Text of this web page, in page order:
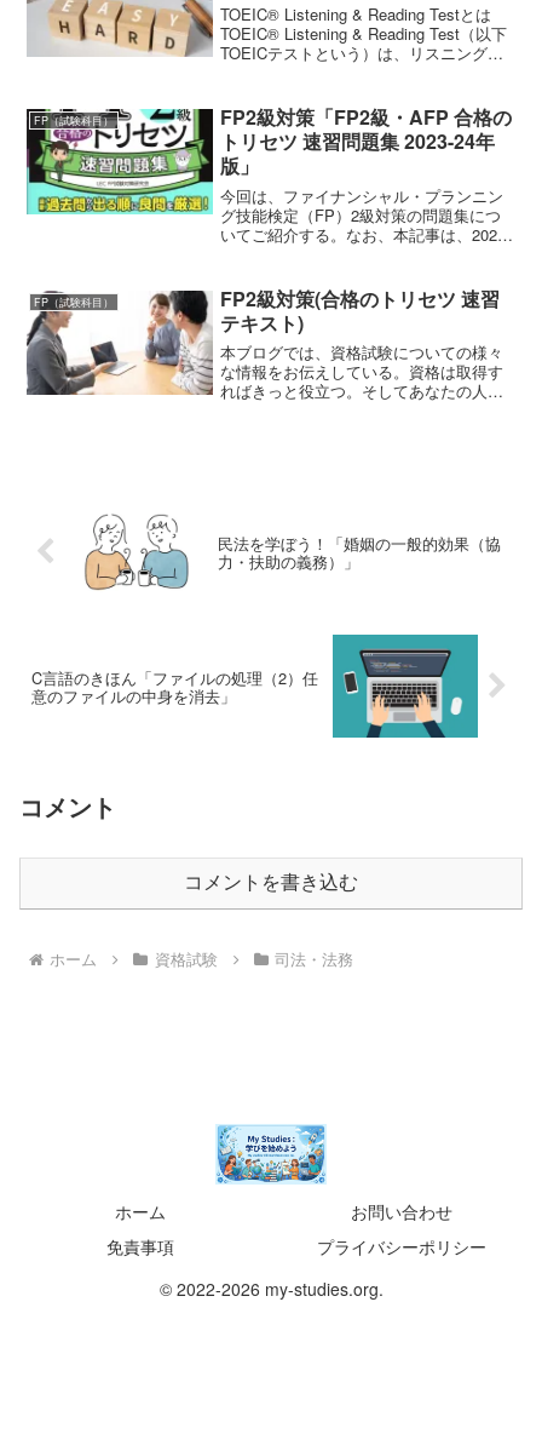
TOEIC® Listening & Reading Testとは
TOEIC® Listening & Reading Test（以下
TOEICテストという）は、リスニング
FP（試験科目）
FP2級対策「FP2級・AFP 合格の
トリセツ 速習問題集 2023-24年
版」
今回は、ファイナンシャル・プランニン
グ技能検定（FP）2級対策の問題集につ
いてご紹介する。なお、本記事は、2023
集 2023-24年版 LEC FP試験対策研究...
FP（試験科目）
FP2級対策(合格のトリセツ 速習
テキスト)
本ブログでは、資格試験についての様々
な情報をお伝えしている。資格は取得す
ればきっと役立つ。そしてあなたの人生
民法を学ぼう！「婚姻の一般的効果（協
力・扶助の義務）」
C言語のきほん「ファイルの処理（2）任
意のファイルの中身を消去」
コメント
コメントを書き込む
ホーム 資格試験 司法・法務
ホーム
お問い合わせ
免責事項
プライバシーポリシー
© 2022-2026 my-studies.org.